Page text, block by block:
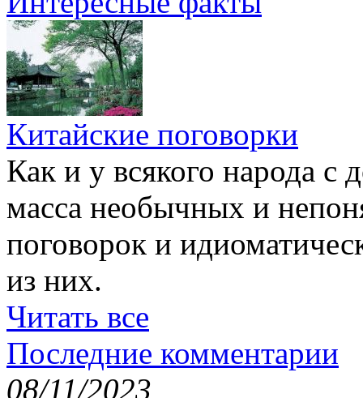
Китайские поговорки
Как и у всякого народа с
масса необычных и
поговорок и
из них.
Читать все
Последние комментарии
08/11/2023